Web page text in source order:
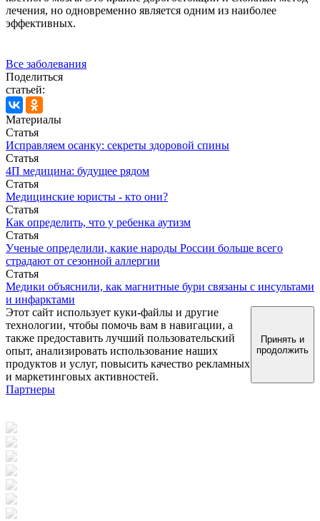
лечения, но одновременно является одним из наиболее
эффективных.
Все заболевания
Поделиться
статьей:
Материалы
Статья
Исправляем осанку: секреты здоровой спины
Статья
4П медицина: будущее рядом
Статья
Медицинские юристы - кто они?
Статья
Как определить, что у ребенка аутизм
Статья
Ученые определили, какие народы России больше всего
страдают от сезонной аллергии
Статья
Медики объяснили, как магнитные бури связаны с инсультами
и инфарктами
Этот сайт использует куки-файлы и другие
технологии, чтобы помочь вам в навигации, а
также предоставить лучший пользовательский
опыт, анализировать использование наших
продуктов и услуг, повысить качество рекламных
и маркетинговых активностей.
Принять и
продолжить
Партнеры